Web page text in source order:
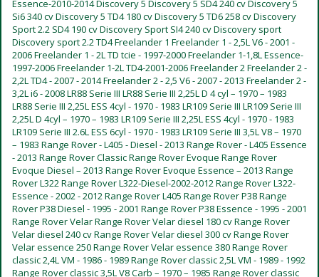
Essence-2010-2014 Discovery 5 Discovery 5 SD4 240 cv Discovery 5
Si6 340 cv Discovery 5 TD4 180 cv Discovery 5 TD6 258 cv Discovery
Sport 2.2 SD4 190 cv Discovery Sport SI4 240 cv Discovery sport
Discovery sport 2.2 TD4 Freelander 1 Freelander 1 - 2,5L V6 - 2001 -
2006 Freelander 1 - 2L TD tcie - 1997-2000 Freelander 1-1,8L Essence-
1997-2006 Freelander 1-2L TD4-2001-2006 Freelander 2 Freelander 2 -
2,2L TD4 - 2007 - 2014 Freelander 2 - 2,5 V6 - 2007 - 2013 Freelander 2 -
3,2L i6 - 2008 LR88 Serie III LR88 Serie III 2,25L D 4 cyl – 1970 – 1983
LR88 Serie III 2,25L ESS 4cyl - 1970 - 1983 LR109 Serie III LR109 Serie III
2,25L D 4cyl – 1970 – 1983 LR109 Serie III 2,25L ESS 4cyl - 1970 - 1983
LR109 Serie III 2.6L ESS 6cyl - 1970 - 1983 LR109 Serie III 3,5L V8 – 1970
– 1983 Range Rover - L405 - Diesel - 2013 Range Rover - L405 Essence
- 2013 Range Rover Classic Range Rover Evoque Range Rover
Evoque Diesel – 2013 Range Rover Evoque Essence – 2013 Range
Rover L322 Range Rover L322-Diesel-2002-2012 Range Rover L322-
Essence - 2002 - 2012 Range Rover L405 Range Rover P38 Range
Rover P38 Diesel - 1995 - 2001 Range Rover P38 Essence - 1995 - 2001
Range Rover Velar Range Rover Velar diesel 180 cv Range Rover
Velar diesel 240 cv Range Rover Velar diesel 300 cv Range Rover
Velar essence 250 Range Rover Velar essence 380 Range Rover
classic 2,4L VM - 1986 - 1989 Range Rover classic 2,5L VM - 1989 - 1992
Range Rover classic 3,5L V8 Carb – 1970 – 1985 Range Rover classic